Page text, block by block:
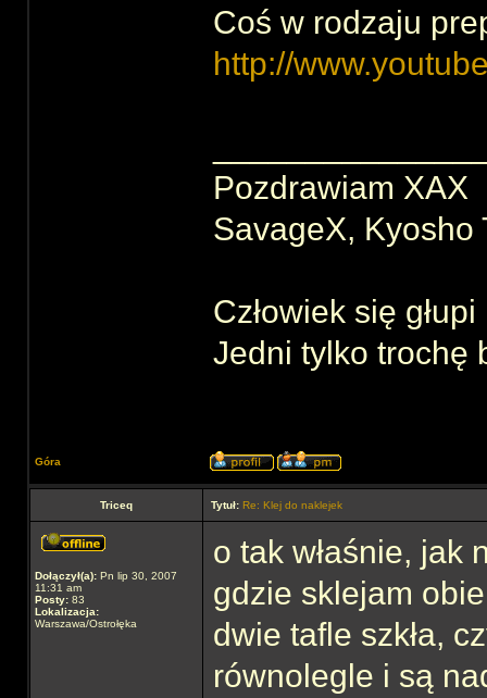
Coś w rodzaju
http://
Pozdrawiam XAX
SavageX, Kyosho
Człowiek się
Jedni tylko trochę
Góra
Triceq Tytuł: Re: Klej do naklejek
Dołączył(a): Pn lip 30, 2007
11:31 am
Posty: 83
Lokalizacja:
Warszawa/Ostrołęka
o tak właśnie, jak
gdzie sklejam
dwie tafle szkła,
równolegle i są